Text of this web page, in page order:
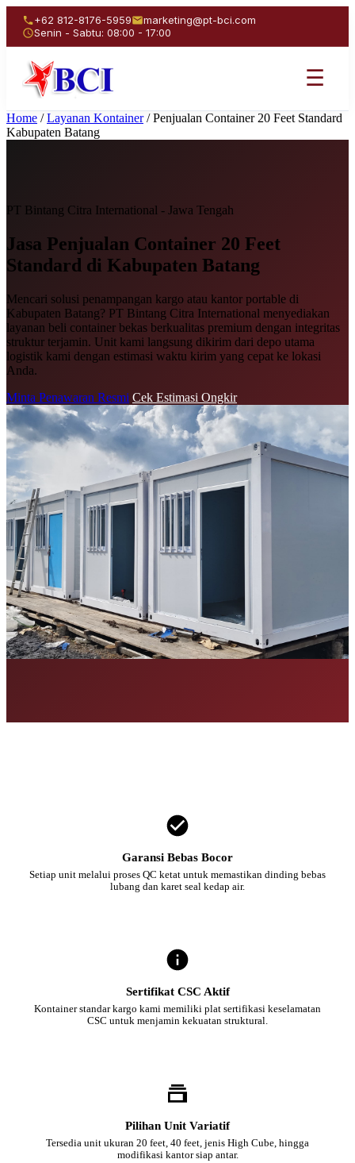
+62 812-8176-5959
marketing@pt-bci.com
Senin - Sabtu: 08:00 - 17:00
☰
Home / Layanan Kontainer / Penjualan Container 20 Feet Standard
Kabupaten Batang
PT Bintang Citra International - Jawa Tengah
Jasa Penjualan Container 20 Feet
Standard di Kabupaten Batang
Mencari solusi penampangan kargo atau kantor portable di
Kabupaten Batang? PT Bintang Citra International menyediakan
layanan beli container bekas berkualitas premium dengan integritas
struktur terjamin. Unit kami langsung dikirim dari depo utama
logistik kami dengan estimasi waktu kirim yang cepat ke lokasi
Anda.
Minta Penawaran Resmi Cek Estimasi Ongkir
Garansi Bebas Bocor
Setiap unit melalui proses QC ketat untuk memastikan dinding bebas
lubang dan karet seal kedap air.
Sertifikat CSC Aktif
Kontainer standar kargo kami memiliki plat sertifikasi keselamatan
CSC untuk menjamin kekuatan struktural.
Pilihan Unit Variatif
Tersedia unit ukuran 20 feet, 40 feet, jenis High Cube, hingga
modifikasi kantor siap antar.